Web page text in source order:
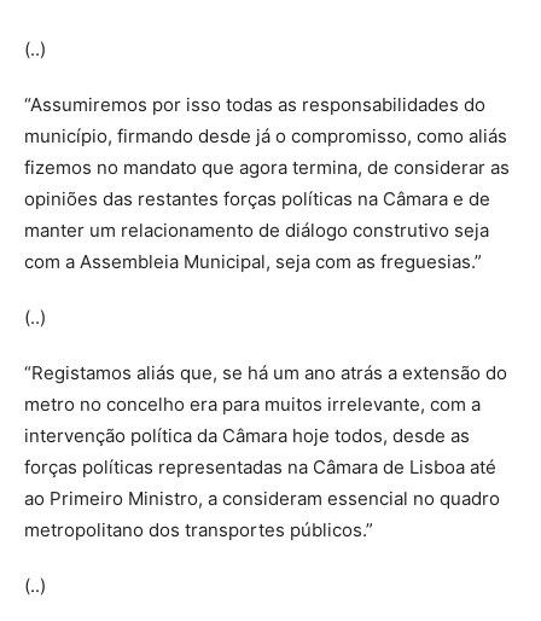
(..)
“Assumiremos por isso todas as responsabilidades do
município, firmando desde já o compromisso, como aliás
fizemos no mandato que agora termina, de considerar as
opiniões das restantes forças políticas na Câmara e de
manter um relacionamento de diálogo construtivo seja
com a Assembleia Municipal, seja com as freguesias.”
(..)
“Registamos aliás que, se há um ano atrás a extensão do
metro no concelho era para muitos irrelevante, com a
intervenção política da Câmara hoje todos, desde as
forças políticas representadas na Câmara de Lisboa até
ao Primeiro Ministro, a consideram essencial no quadro
metropolitano dos transportes públicos.”
(..)